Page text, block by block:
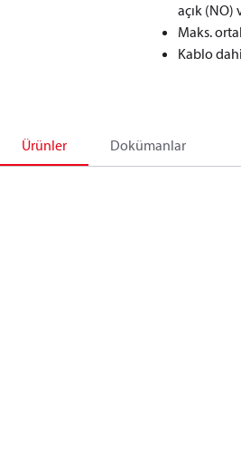
açık (NO)
Maks.
Kablo
Ürünler Dokümanlar